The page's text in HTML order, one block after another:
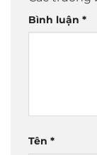
Bình luận *
Tên *